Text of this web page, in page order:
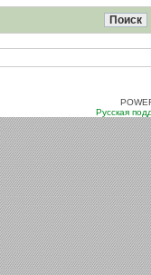
Русская